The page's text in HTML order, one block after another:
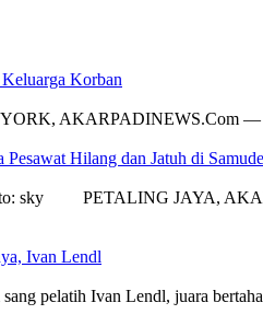
Korban
AKARPADINEWS.Com —
Hilang dan Jatuh di
sky PETALING JAYA,
Ivan Lendl
pelatih Ivan Lendl, juara